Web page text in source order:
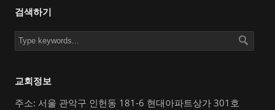
검색하기
교회정보
주소: 서울 관악구 인헌동 181-6 현대아파트상가 301호